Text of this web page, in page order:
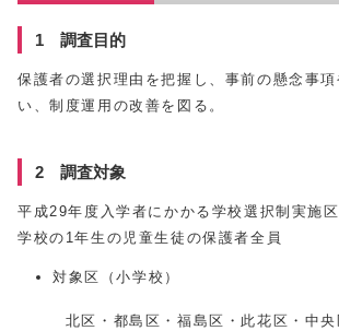
1 調査目的
保護者の選択理由を把握し、事前の懸念事
い、制度運用の改善を図る。
2 調査対象
平成29年度入学者にかかる学校選択制実施
学校の1年生の児童生徒の保護者全員
対象区（小学校）
北区・都島区・福島区・此花区・中央